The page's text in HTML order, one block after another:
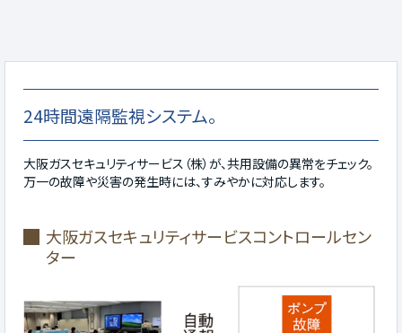
24時間遠隔監視システム。
大阪ガスセキュリティサービス（株）が、共用設備の異常をチェック。
万一の故障や災害の発生時には、すみやかに対応します。
大阪ガスセキュリティサービスコントロールセン
ター